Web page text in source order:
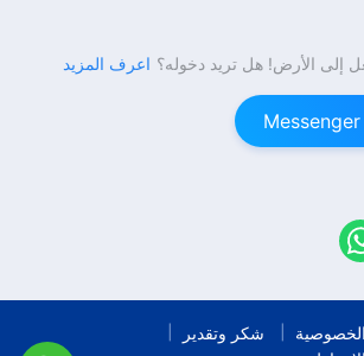
إلى الأرض! هل تريد دخوله؟ اعرف المزيد
الخصوصية
شكر وتقدير